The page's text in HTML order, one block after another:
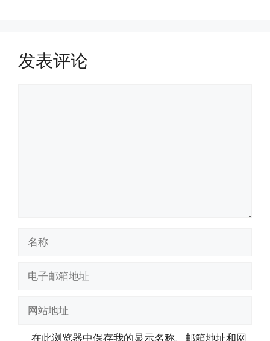
发表评论
在此浏览器中保存我的显示名称、邮箱地址和网